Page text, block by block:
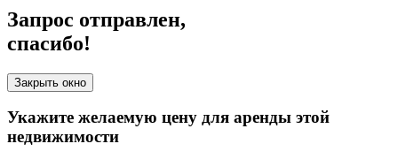
Запрос отправлен,
спасибо!
Закрыть окно
Укажите желаемую цену для аренды этой
недвижимости